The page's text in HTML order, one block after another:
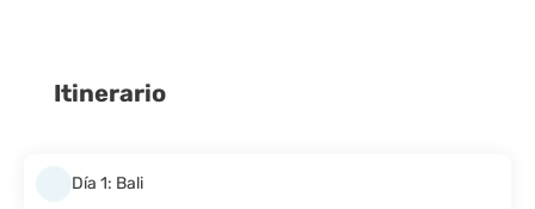
Itinerario
Día 1: Bali